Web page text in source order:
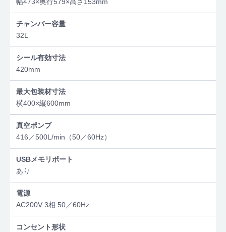
チャンバー容量
32L
シール有効寸法
420mm
最大包装材寸法
横400×縦600mm
真空ポンプ
416／500L/min（50／60Hz）
USBメモリポート
あり
電源
AC200V 3相 50／60Hz
コンセント形状